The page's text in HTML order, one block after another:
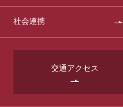
社会連携
交通アクセス